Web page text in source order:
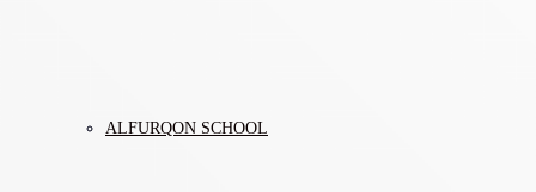
ALFURQON SCHOOL